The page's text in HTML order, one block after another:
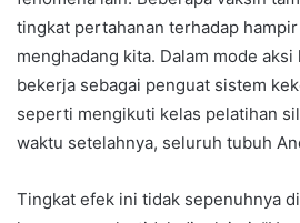
tingkat pertahanan terhadap
menghadang kita. Dalam mode
bekerja sebagai penguat sistem
seperti mengikuti kelas pelatihan
waktu setelahnya, seluruh tubuh
Tingkat efek ini tidak sepenuhnya